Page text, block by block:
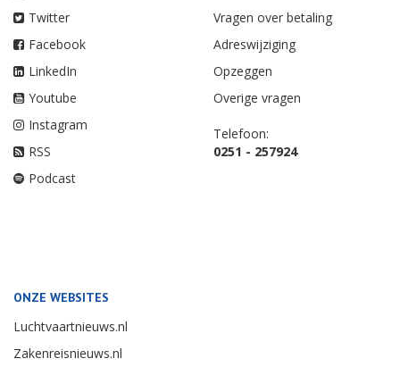
Twitter
Facebook
LinkedIn
Youtube
Instagram
RSS
Podcast
Vragen over betaling
Adreswijziging
Opzeggen
Overige vragen
Telefoon:
0251 - 257924
ONZE WEBSITES
Luchtvaartnieuws.nl
Zakenreisnieuws.nl